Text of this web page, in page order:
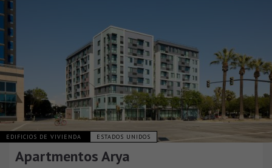
EDIFICIOS DE VIVIENDA ESTADOS UNIDOS
Apartmentos Arya